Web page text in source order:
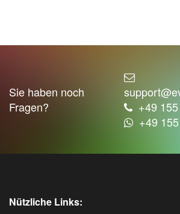
Sie haben noch
Fragen?
+49
+49
Nützliche Links: